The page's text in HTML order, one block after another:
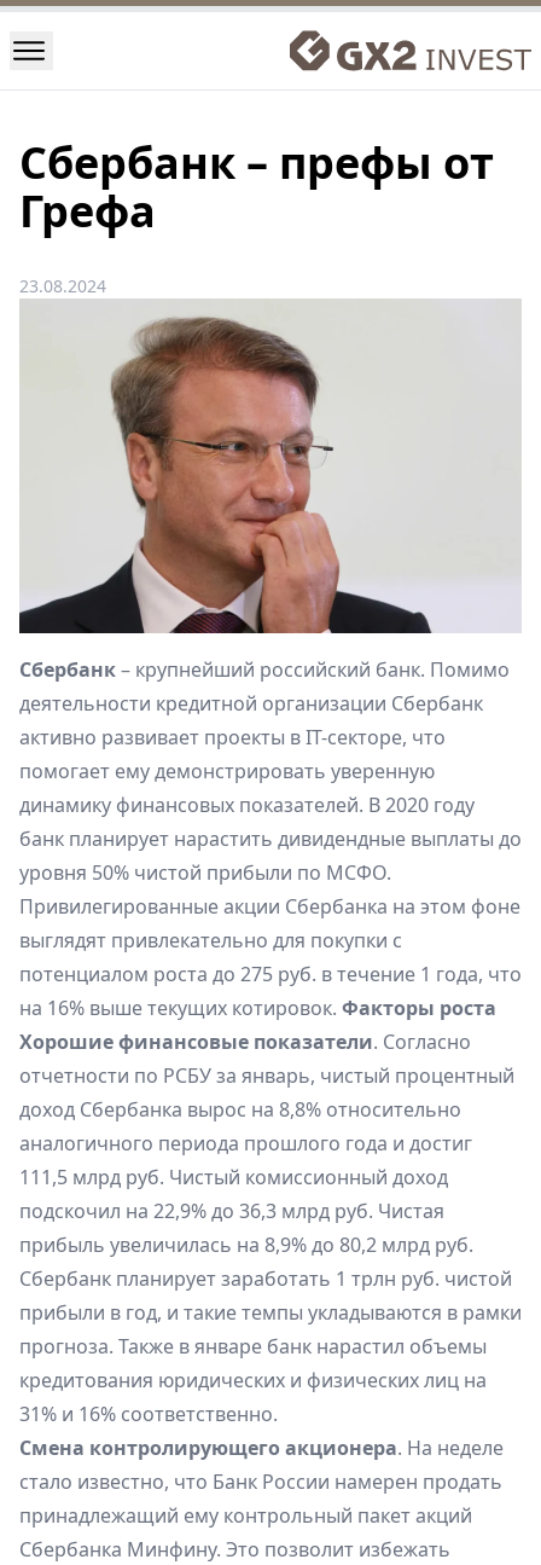
Сбербанк – префы от
Грефа
23.08.2024
Сбербанк– крупнейший российский банк. Помимо
деятельности кредитной организации Сбербанк
активно развивает проекты в IT-cекторе, что
помогает ему демонстрировать уверенную
динамику финансовых показателей. В 2020 году
банк планирует нарастить дивидендные выплаты до
уровня 50% чистой прибыли по МСФО.
Привилегированные акции Сбербанка на этом фоне
выглядят привлекательно для покупки с
потенциалом роста до 275 руб. в течение 1 года, что
на 16% выше текущих котировок. Факторы роста
Хорошие финансовые показатели. Согласно
отчетности по РСБУ за январь, чистый процентный
доход Сбербанка вырос на 8,8% относительно
аналогичного периода прошлого года и достиг
111,5 млрд руб. Чистый комиссионный доход
подскочил на 22,9% до 36,3 млрд руб. Чистая
прибыль увеличилась на 8,9% до 80,2 млрд руб.
Сбербанк планирует заработать 1 трлн руб. чистой
прибыли в год, и такие темпы укладываются в рамки
прогноза. Также в январе банк нарастил объемы
кредитования юридических и физических лиц на
31% и 16% соответственно.
Смена контролирующего акционера. На неделе
стало известно, что Банк России намерен продать
принадлежащий ему контрольный пакет акций
Сбербанка Минфину. Это позволит избежать